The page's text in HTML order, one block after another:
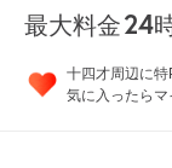
最大料金24
十四才周辺に
気に入ったらマ